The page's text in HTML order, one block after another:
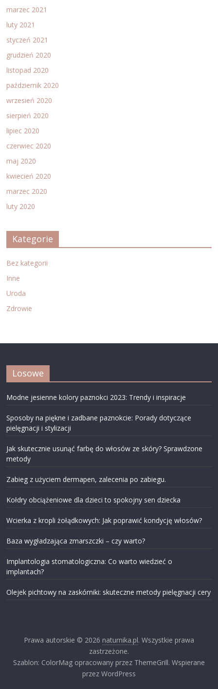
marzec 2021
luty 2021
styczeń 2021
grudzień 2020
listopad 2020
październik 2020
wrzesień 2020
sierpień 2020
lipiec 2020
czerwiec 2020
maj 2020
kwiecień 2020
marzec 2020
luty 2020
Kategorie
Bez kategorii
Inne
Uroda
Zdrowie
Losowe
Modne jesienne kolory paznokci 2023: Trendy i inspiracje
Sposoby na piękne i zadbane paznokcie: Porady dotyczące
pielęgnacji i stylizacji
Jak skutecznie usunąć farbę do włosów ze skóry? Sprawdzone
metody
Zabieg z użyciem dermapen, zalecenia po zabiegu.
Kołdry obciążeniowe dla dzieci to spokojny sen dziecka
Wcierka z kropli żołądkowych: Jak poprawić kondycję włosów?
Baza wygładzająca zmarszczki – czy warto?
Implantologia stomatologiczna: Co warto wiedzieć o
implantach?
Olejek pichtowy na zaskórniki: skuteczne metody pielęgnacji cery
Prawa autorskie © 2026 naturnika.pl. Wszystkie prawa
zastrzeżone.
Szablon: ColorMag opracowany przez ThemeGrill. Wspierane
przez WordPress